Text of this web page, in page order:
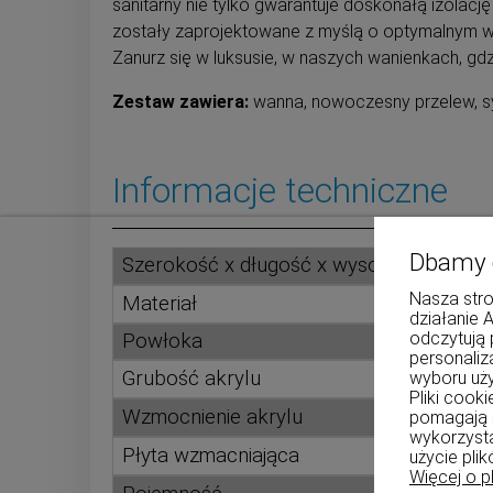
sanitarny nie tylko gwarantuje doskonałą
zostały zaprojektowane z myślą o optymalnym
Zanurz się w luksusie, w naszych wanienkach,
Zestaw zawiera: wanna, nowoczesny przelew,
Informacje techniczne
Szerokość x długość x wysokość
Materiał
Powłoka
Grubość akrylu
Wzmocnienie akrylu
Płyta wzmacniająca
Nasza
działanie
odczytują
wyboru
Pliki
użycie
Więcej o